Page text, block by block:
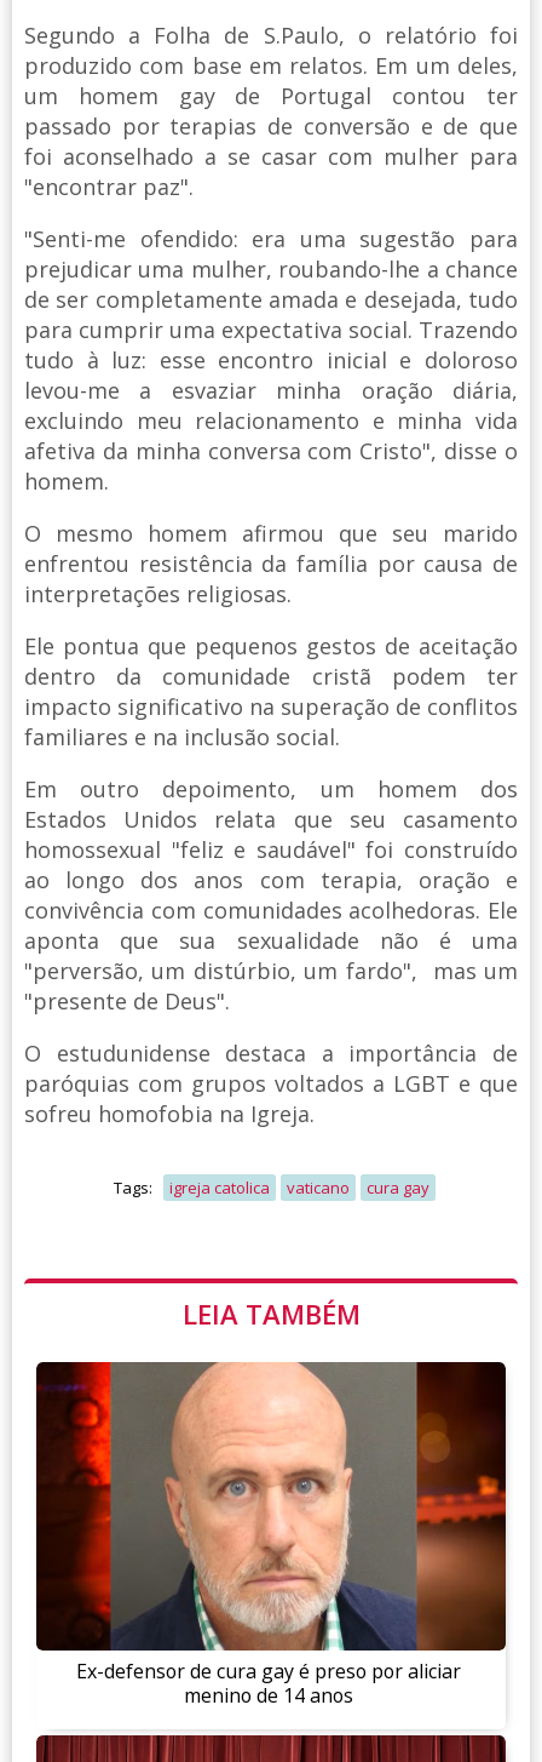
Segundo a Folha de S.Paulo, o relatório foi
produzido com base em relatos. Em um deles,
um homem gay de Portugal contou ter
passado por terapias de conversão e de que
foi aconselhado a se casar com mulher para
"encontrar paz".
"Senti-me ofendido: era uma sugestão para
prejudicar uma mulher, roubando-lhe a chance
de ser completamente amada e desejada, tudo
para cumprir uma expectativa social. Trazendo
tudo à luz: esse encontro inicial e doloroso
levou-me a esvaziar minha oração diária,
excluindo meu relacionamento e minha vida
afetiva da minha conversa com Cristo", disse o
homem.
O mesmo homem afirmou que seu marido
enfrentou resistência da família por causa de
interpretações religiosas.
Ele pontua que pequenos gestos de aceitação
dentro da comunidade cristã podem ter
impacto significativo na superação de conflitos
familiares e na inclusão social.
Em outro depoimento, um homem dos
Estados Unidos relata que seu casamento
homossexual "feliz e saudável" foi construído
ao longo dos anos com terapia, oração e
convivência com comunidades acolhedoras. Ele
aponta que sua sexualidade não é uma
"perversão, um distúrbio, um fardo", mas um
"presente de Deus".
O estudunidense destaca a importância de
paróquias com grupos voltados a LGBT e que
sofreu homofobia na Igreja.
Tags: igreja catolica vaticano cura gay
LEIA TAMBÉM
Ex-defensor de cura gay é preso por aliciar
menino de 14 anos